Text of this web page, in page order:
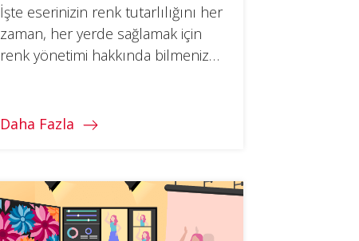
İşte eserinizin renk tutarlılığını her
zaman, her yerde sağlamak için
renk yönetimi hakkında bilmeniz
Daha Fazla